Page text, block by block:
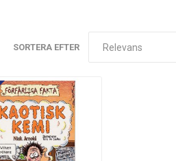
SORTERA EFTER